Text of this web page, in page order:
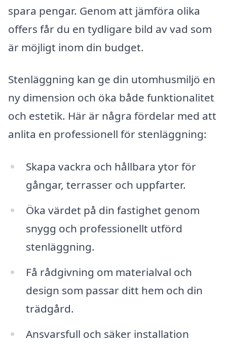
spara pengar. Genom att jämföra olika
offers får du en tydligare bild av vad som
är möjligt inom din budget.
Stenläggning kan ge din utomhusmiljö en
ny dimension och öka både funktionalitet
och estetik. Här är några fördelar med att
anlita en professionell för stenläggning:
Skapa vackra och hållbara ytor för
gångar, terrasser och uppfarter.
Öka värdet på din fastighet genom
snygg och professionellt utförd
stenläggning.
Få rådgivning om materialval och
design som passar ditt hem och din
trädgård.
Ansvarsfull och säker installation